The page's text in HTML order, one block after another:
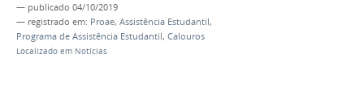
— publicado 04/10/2019
— registrado em: Proae, Assistência Estudantil,
Programa de Assistência Estudantil, Calouros
Localizado em Notícias